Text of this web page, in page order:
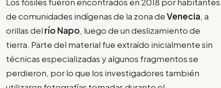
de comunidades indígenas de la zona deVenecia, a
orillas del río Napo, luego de un deslizamiento de
tierra. Parte del material fue extraído inicialmente sin
técnicas especializadas y algunos fragmentos se
perdieron, por lo que los investigadores también